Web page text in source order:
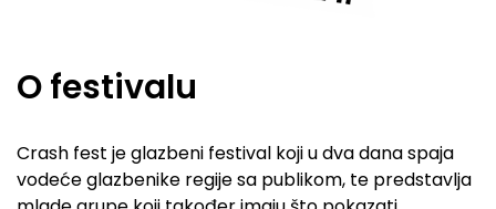
O festivalu
Crash fest je glazbeni festival koji u dva dana spaja
vodeće glazbenike regije sa publikom, te predstavlja